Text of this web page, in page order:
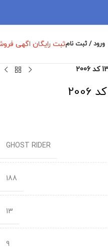
ورود / ثبت نامثبت رایگان اگهی
GHOST RIDER
188
13
9